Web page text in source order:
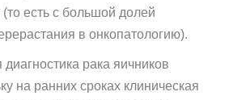
есть с большой долей
в онкопатологию).
рака яичников
на ранних сроках клиническая